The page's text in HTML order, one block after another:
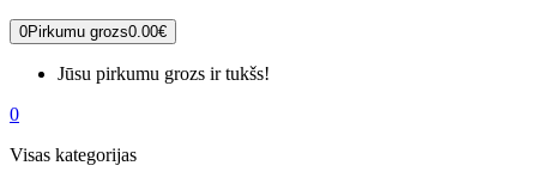
0Pirkumu grozs0.00€
Jūsu pirkumu grozs ir tukšs!
0
Visas kategorijas